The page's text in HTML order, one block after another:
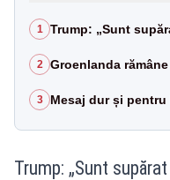
1 Trump: „Sunt
2 Groenlanda
3 Mesaj dur și pentru
Trump: „Sunt